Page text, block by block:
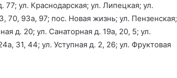
ул. Краснодарская; ул. Липецкая; ул.
70, 93а, 97; пос. Новая жизнь; ул. Пензенская;
д. 20; ул. Санаторная д. 19а, 20, 5; ул.
31, 44; ул. Уступная д. 2, 26; ул. Фруктовая